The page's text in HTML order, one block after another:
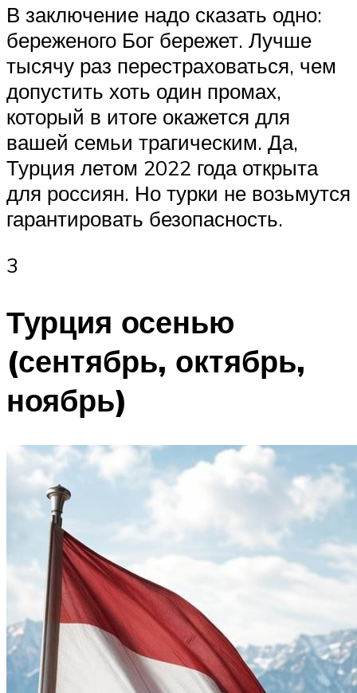
В заключение надо сказать одно:
береженого Бог бережет. Лучше
тысячу раз перестраховаться, чем
допустить хоть один промах,
который в итоге окажется для
вашей семьи трагическим. Да,
Турция летом 2022 года открыта
для россиян. Но турки не возьмутся
гарантировать безопасность.
3
Турция осенью
(сентябрь, октябрь,
ноябрь)